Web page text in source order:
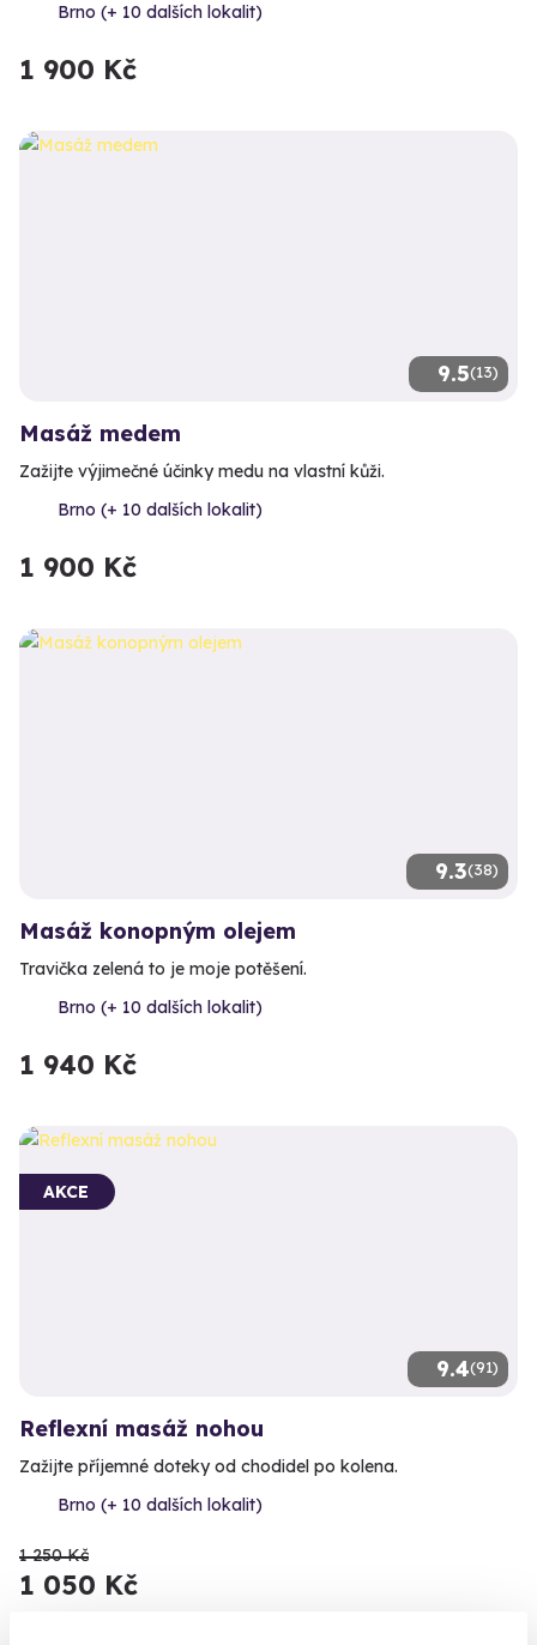
Brno (+ 10 dalších lokalit)
1 900 Kč
9.5(13)
Masáž medem
Zažijte výjimečné účinky medu na vlastní kůži.
Brno (+ 10 dalších lokalit)
1 900 Kč
9.3(38)
Masáž konopným olejem
Travička zelená to je moje potěšení.
Brno (+ 10 dalších lokalit)
1 940 Kč
9.4(91)
AKCE
Reflexní masáž nohou
Zažijte příjemné doteky od chodidel po kolena.
Brno (+ 10 dalších lokalit)
1 250 Kč
1 050 Kč